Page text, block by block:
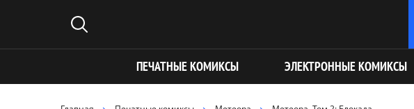
ПЕЧАТНЫЕ КОМИКСЫ ЭЛЕКТРОННЫЕ КОМИКСЫ